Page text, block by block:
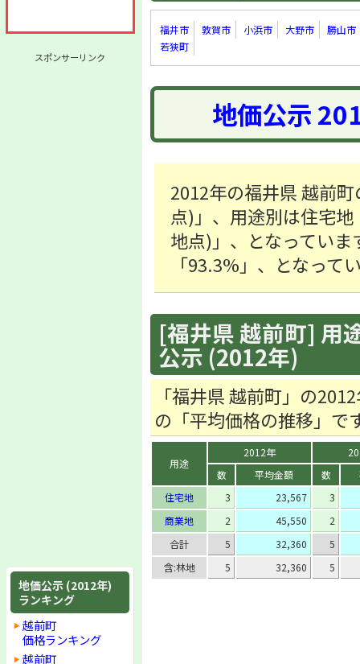
スポンサーリンク
地価公示 (2012年)
ランキング
越前町
価格ランキング
越前町
福井市 敦賀市 小浜市 大野市
勝山市
若狭町
地価公示
2012年の福井県 越前
点)」、用途別は住宅
地点)」、となってい
「93.3%」、となって
[福井県 越前町] 用
公示 (2012年)
「福井県 越前町」の
の「平均価格の推移」で
用途
2012年
数
平均金額 数
住宅地
3 23,567
3
商業地
2 45,550
2
合計
5 32,360
5
含:林地
5 32,360 5